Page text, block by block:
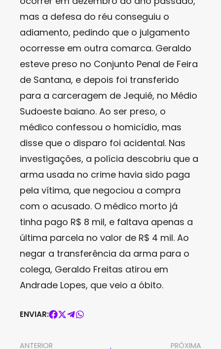
mas a defesa do réu conseguiu o
adiamento, pedindo que o julgamento
ocorresse em outra comarca. Geraldo
esteve preso no Conjunto Penal de Feira
de Santana, e depois foi transferido
para a carceragem de Jequié, no Médio
Sudoeste baiano. Ao ser preso, o
médico confessou o homicídio, mas
disse que o disparo foi acidental. Nas
investigações, a polícia descobriu que a
arma usada no crime havia sido paga
pela vítima, que negociou a compra
com o acusado. O médico morto já
tinha pago R$ 8 mil, e faltava apenas a
última parcela no valor de R$ 4 mil. Ao
negar a transferência da arma para o
colega, Geraldo Freitas atirou em
Andrade Lopes, que veio a óbito.
ENVIAR:
ANTERIOR
PRÓXIMA